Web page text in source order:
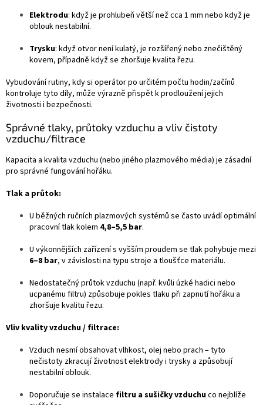
Elektrodu: když je prohlubeň větší než cca 1 mm nebo když je
oblouk nestabilní.
Trysku: když otvor není kulatý, je rozšířený nebo znečištěný
kovem, případně když se zhoršuje kvalita řezu.
Vybudování rutiny, kdy si operátor po určitém počtu hodin/začínů
kontroluje tyto díly, může výrazně přispět k prodloužení jejich
životnosti i bezpečnosti.
Správné tlaky, průtoky vzduchu a vliv čistoty
vzduchu/filtrace
Kapacita a kvalita vzduchu (nebo jiného plazmového média) je zásadní
pro správné fungování hořáku.
Tlak a průtok:
U běžných ručních plazmových systémů se často uvádí optimální
pracovní tlak kolem 4,8–5,5 bar.
U výkonnějších zařízení s vyšším proudem se tlak pohybuje mezi
6–8 bar, v závislosti na typu stroje a tloušťce materiálu.
Nedostatečný průtok vzduchu (např. kvůli úzké hadici nebo
ucpanému filtru) způsobuje pokles tlaku při zapnutí hořáku a
zhoršuje kvalitu řezu.
Vliv kvality vzduchu / filtrace:
Vzduch nesmí obsahovat vlhkost, olej nebo prach – tyto
nečistoty zkracují životnost elektrody i trysky a způsobují
nestabilní oblouk.
Doporučuje se instalace filtru a sušičky vzduchuco nejblíže